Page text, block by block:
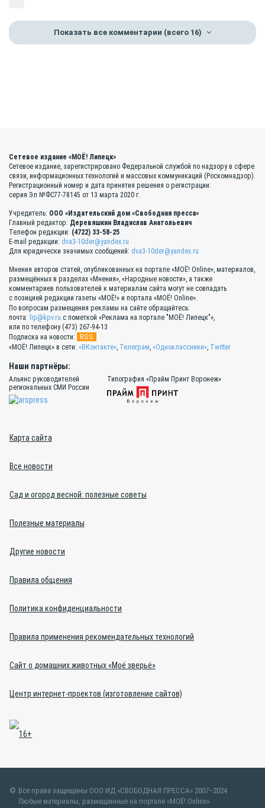
Показать все комментарии (всего 16)
Сетевое издание «МОЁ! Липецк»
Сетевое издание, зарегистрировано Федеральной службой по надзору в сфере
связи, информационных технологий и массовых коммуникаций (Роскомнадзор).
Регистрационный номер и дата принятия решения о регистрации:
серия Эл №ФС77-78145 от 13 марта 2020 г.
Учредитель: ООО «Издательский дом «Свободная пресса»
Главный редактор: Деревяшкин Владислав Анатольевич
Телефон редакции: (4722) 33-58-25
E-mail редакции: dva3-10der@yandex.ru
Для юридически значимых сообщений: dva3-10der@yandex.ru
Мнения авторов статей, опубликованных на портале «МОЁ! Online», материалов,
размещённых в разделах «Мнения», «Народные новости», а также
комментариев пользователей к материалам сайта могут не совпадать
с позицией редакции газеты «МОЁ!» и портала «МОЁ! Online».
По вопросам размещения рекламы на сайте обращайтесь:
почта: lip@kpv.ru с пометкой «Реклама на портале "МОЁ! Липецк"»,
или по телефону (473) 267-94-13
Подписка на новости:
RSS
«МОЁ! Липецк» в сети: «ВКонтакте», Телеграм, «Одноклассники», Twitter
Наши партнёры:
Альянс руководителей
региональных СМИ России
Типография «Прайм Принт Воронеж»
Карта сайта
Все новости
Сад и огород весной: полезные советы
Полезные материалы
Другие новости
Правила общения
Политика конфиденциальности
Правила применения рекомендательных технологий
Сайт о домашних животных «Моё зверьё»
Центр интернет-проектов (изготовление сайтов)
Все права защищены ООО ИД «СВОБОДНАЯ ПРЕССА» 2007–2024
Любые материалы, размещенные на портале «МОЁ! Online»